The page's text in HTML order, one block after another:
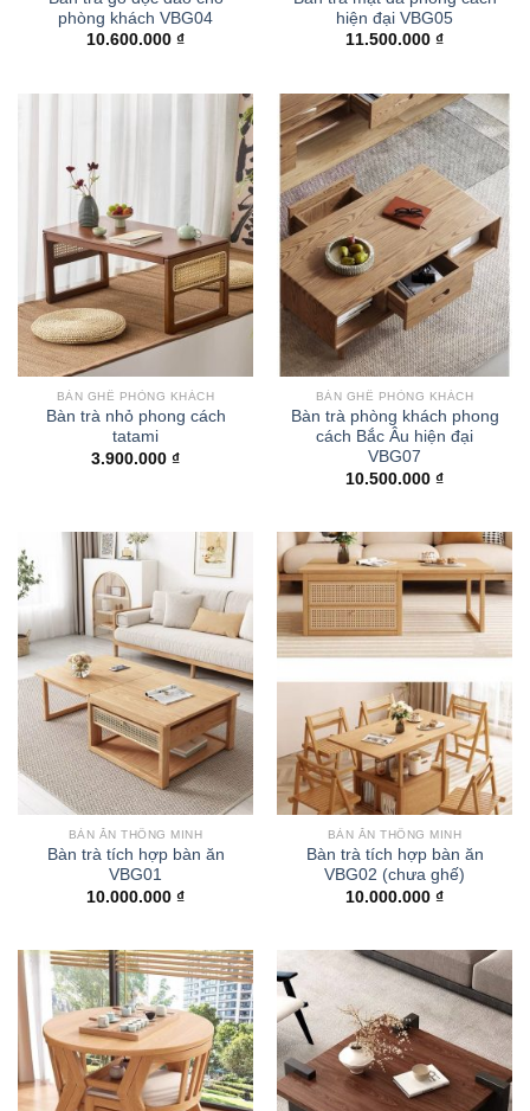
phòng khách VBG04
10.600.000 ₫
hiện đại VBG05
11.500.000 ₫
BÀN GHẾ PHÒNG KHÁCH
Bàn trà nhỏ phong cách
tatami
3.900.000 ₫
BÀN GHẾ PHÒNG KHÁCH
Bàn trà phòng khách phong
cách Bắc Âu hiện đại
VBG07
10.500.000 ₫
BÀN ĂN THÔNG MINH
Bàn trà tích hợp bàn ăn
VBG01
10.000.000 ₫
BÀN ĂN THÔNG MINH
Bàn trà tích hợp bàn ăn
VBG02 (chưa ghế)
10.000.000 ₫